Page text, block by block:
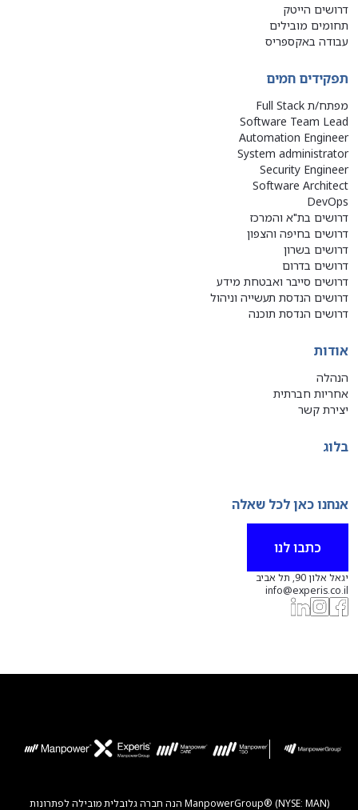
דרושים הייטק
תחומים מובילים
עבודה באקספריס
תפקידים חמים
מפתח/ת Full Stack
Software Team Lead
Automation Engineer
System administrator
Security Engineer
Software Architect
DevOps
דרושים בת"א והמרכז
דרושים בחיפה והצפון
דרושים בשרון
דרושים בדרום
דרושים סייבר ואבטחת מידע
דרושים הנדסת תעשייה וניהול
דרושים הנדסת תוכנה
אודות
הנהלה
אחריות חברתית
יצירת קשר
בלוג
אנחנו כאן לכל שאלה
כתבו לנו
יגאל אלון 90, תל אביב
info@experis.co.il
ManpowerGroup® (NYSE: MAN) הנה חברה גלובלית מובילה לפתרונות